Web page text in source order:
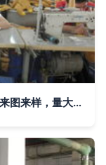
专业保洁加持，广东毛绒玩具OEM工厂 来图来样，量大价优，品质无忧